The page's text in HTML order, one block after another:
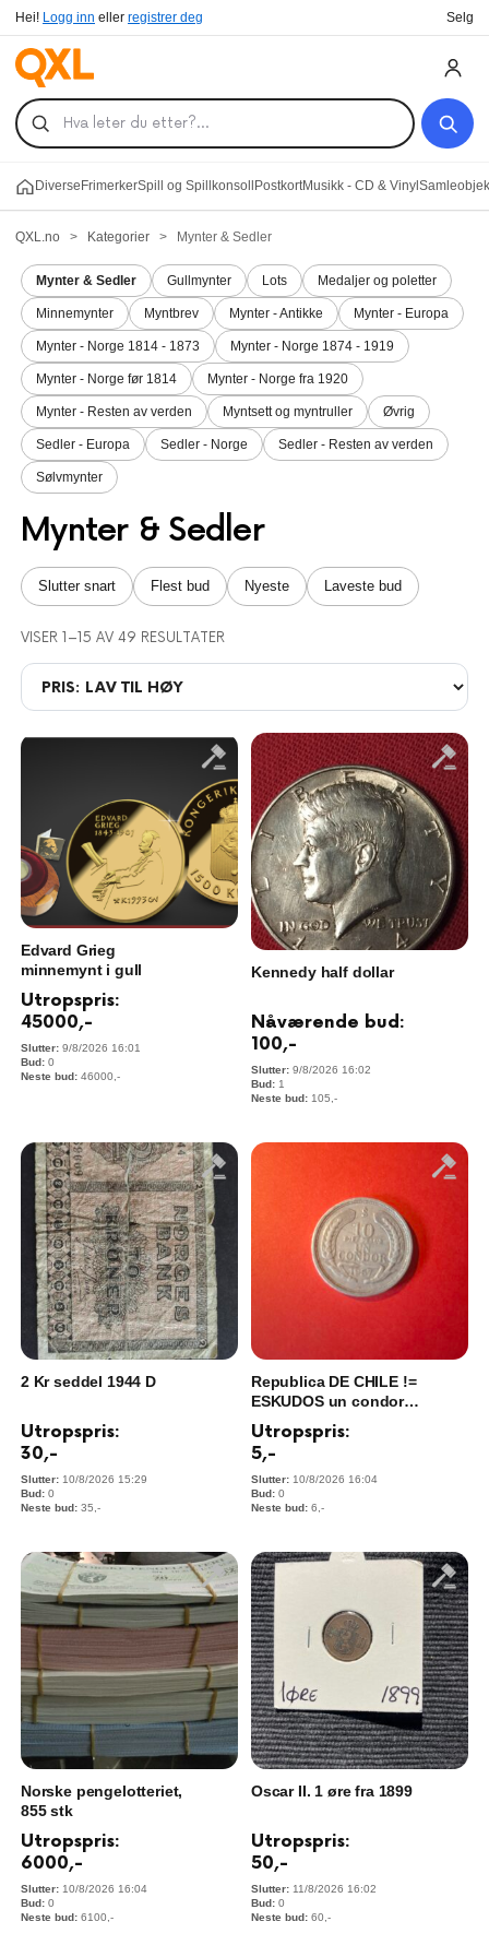
Hei! Logg inn eller registrer deg Selg
Diverse FrimerkerSpill og Spillkonsoll PostkortMusikk - CD & Vinyl
QXL.no > Kategorier > Mynter & Sedler
Mynter & Sedler Gullmynter Lots Medaljer og poletter
Minnemynter Myntbrev Mynter - Antikke Mynter - Europa
Mynter - Norge 1814 - 1873 Mynter - Norge 1874 - 1919
Mynter - Norge før 1814 Mynter - Norge fra 1920
Mynter - Resten av verden Myntsett og myntruller Øvrig
Sedler - Europa Sedler - Norge Sedler - Resten av verden
Sølvmynter
Mynter & Sedler
Slutter snart Flest bud Nyeste Laveste bud
VISER 1–15 AV 49 RESULTATER
Edvard Grieg
minnemynt i gull
Utropspris:
45000,-
9/8/2026 16:01
0
46000 ,-
Kennedy half dollar
Nåværende bud:
100,-
9/8/2026 16:02
1
105 ,-
2 Kr seddel 1944 D
Utropspris:
30,-
10/8/2026 15:29
0
35 ,-
Republica DE CHILE !=
ESKUDOS un condor
Aluminium 1957
Utropspris:
5,-
10/8/2026 16:04
0
6 ,-
Norske pengelotteriet,
855 stk
Utropspris:
6000,-
10/8/2026 16:04
0
6100 ,-
Oscar II. 1 øre fra 1899
Utropspris:
50,-
11/8/2026 16:02
0
60 ,-